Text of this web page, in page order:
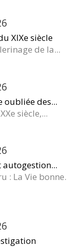
XIXe siècle
de la...
oubliée des...
siècle,...
autogestion...
: La Vie bonne.